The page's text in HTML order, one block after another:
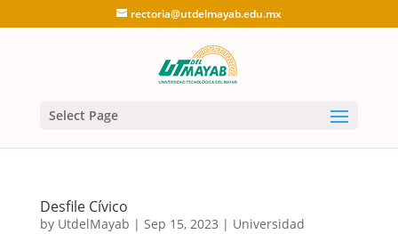
rectoria@utdelmayab.edu.mx
Select Page
Desfile Cívico
by UtdelMayab | Sep 15, 2023 | Universidad